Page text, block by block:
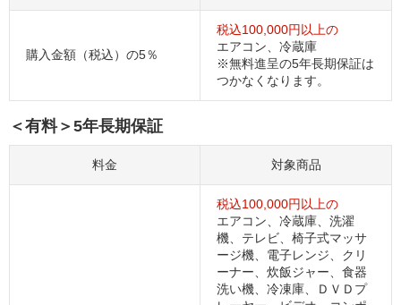
購入金額（税込）の5％
税込100,000円以上の
エアコン、冷蔵庫
※無料進呈の5年長期保証は
つかなくなります。
＜有料＞5年長期保証
料金 対象商品
税込100,000円以上の
エアコン、冷蔵庫、洗濯
機、テレビ、椅子式マッサ
ージ機、電子レンジ、クリ
ーナー、炊飯ジャー、食器
洗い機、冷凍庫、ＤＶＤプ